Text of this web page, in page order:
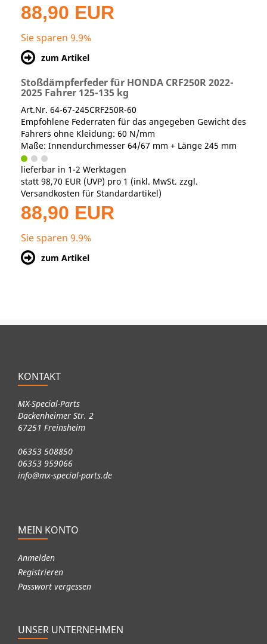
88,90 EUR
Sie sparen 9.9%
zum Artikel
Stoßdämpferfeder für HONDA CRF250R 2022-
2025 Fahrer 125-135 kg
Art.Nr. 64-67-245CRF250R-60
Empfohlene Federraten für das angegeben Gewicht des
Fahrers ohne Kleidung: 60 N/mm
Maße: Innendurchmesser 64/67 mm + Länge 245 mm
lieferbar in 1-2 Werktagen
statt 98,70 EUR (UVP) pro 1 (inkl. MwSt. zzgl.
Versandkosten für Standardartikel)
88,90 EUR
Sie sparen 9.9%
zum Artikel
KONTAKT
MX-Special-Parts
Dackenheimer Str. 2
67251 Freinsheim
06353 508850
06353 959066
info@mx-special-parts.de
MEIN KONTO
Anmelden
Registrieren
Passwort vergessen
UNSER UNTERNEHMEN